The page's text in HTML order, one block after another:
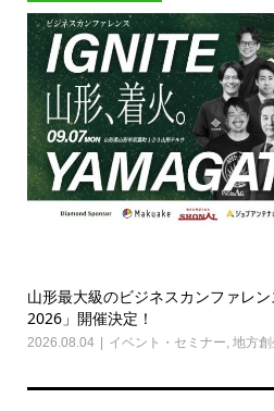
山形最大級のビジネスカンファレ
2026」開催決定！
2026.08.04 イベント・セミナー, 地方創